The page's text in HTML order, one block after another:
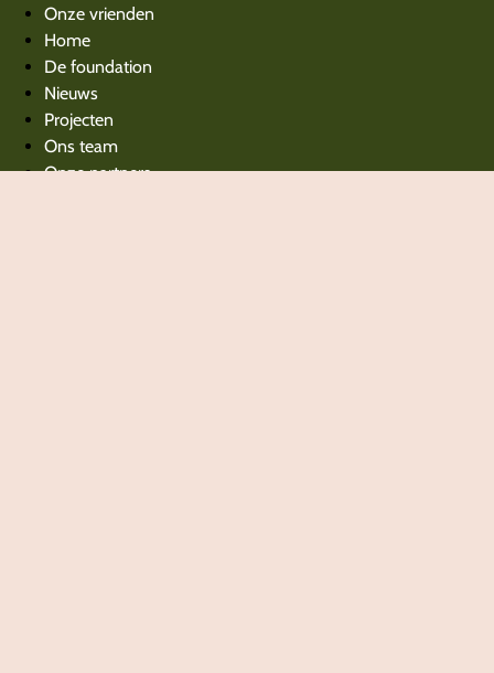
Onze vrienden
Home
De foundation
Nieuws
Projecten
Ons team
Onze partners